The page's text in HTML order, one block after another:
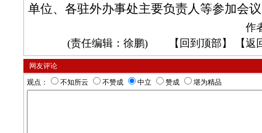
单位、各驻外办事处主要负责人等参加会
作
(责任编辑：徐鹏) 【 回到顶部 】 【返
网友评论
观点：
不知所云 不赞成 中立 赞成 堪为精品